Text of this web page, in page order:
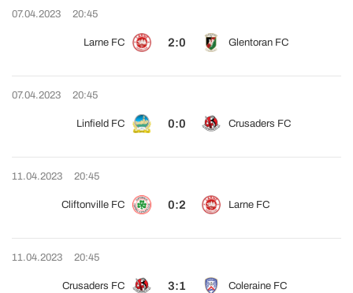
07.04.2023 20:45
Larne FC 2:0 Glentoran FC
07.04.2023 20:45
Linfield FC 0:0 Crusaders FC
11.04.2023 20:45
Cliftonville FC 0:2 Larne FC
11.04.2023 20:45
Crusaders FC 3:1 Coleraine FC